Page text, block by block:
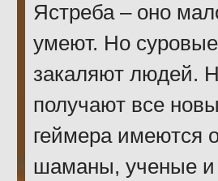
Ястреба – оно
умеют. Но
закаляют людей.
получают все
геймера имеются
шаманы, ученые и